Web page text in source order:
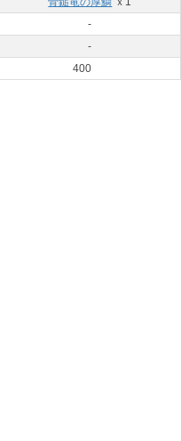
-
-
400